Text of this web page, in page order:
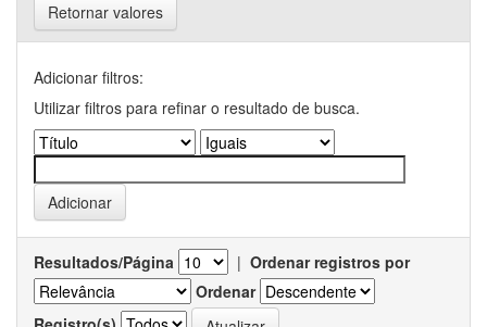
Retornar valores
Adicionar filtros:
Utilizar filtros para refinar o resultado de busca.
Resultados/Página | Ordenar registros por
Ordenar